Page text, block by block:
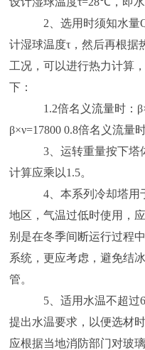
2、选用时须知水量
计湿球温度τ，然后再根据
工况，可以进行热力计算
下：
1.2倍名义流量时：
β×ν=17800 0.8倍名义流量
3、运转重量按下塔
计算应乘以1.5。
4、本系列冷却塔用
地区，气温过低时使用，
别是在冬季间断运行过程
系统，更应考虑，避免结
管。
5、适用水温不超过
提出水温要求，以便选材
应根据当地消防部门对玻